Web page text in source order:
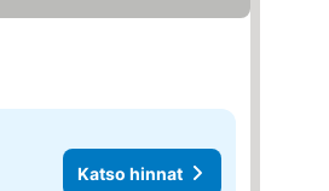
Katso hinnat